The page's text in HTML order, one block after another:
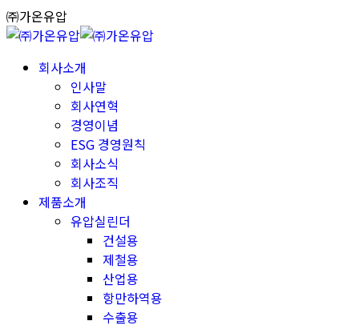
Skip
to
㈜가온유압
회사소개
인사말
회사연혁
경영이념
ESG 경영원칙
회사소식
회사조직
제품소개
유압실린더
건설용
제철용
산업용
항만하역용
수출용